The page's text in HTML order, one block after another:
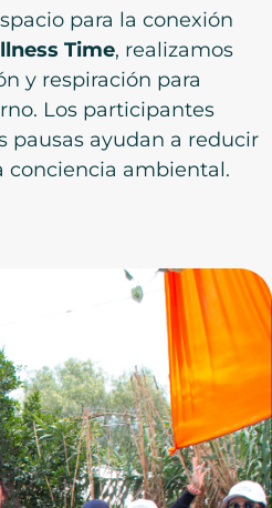
para la conexión
Time, realizamos
y respiración para
Los participantes
pausas ayudan a reducir
conciencia ambiental.